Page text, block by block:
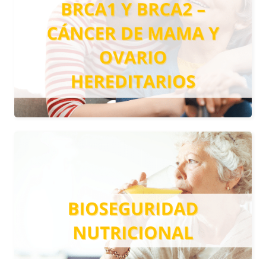
Gracias a este tipo de análisis, se
puede conocer si existe predisposición
genética para padecer cáncer de mama
o cáncer de ovario.
Más información
BIOSEGURIDAD
NUTRICIONAL
Realizamos un análisis de sangre para
identificar posibles alteraciones en el
sistema inmune de la persona